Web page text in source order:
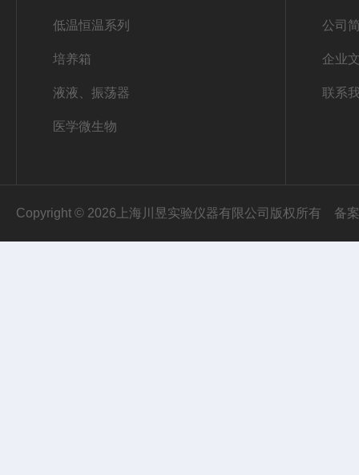
低温恒温系列
培养箱
液液、振荡器
医学微生物
公司
企业
联系
Copyright © 2026上海川昱实验仪器有限公司版权所有 备